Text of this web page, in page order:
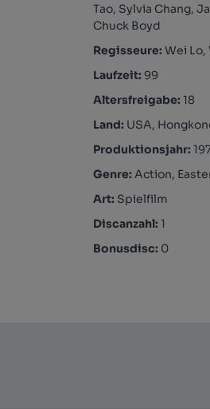
Tao, Sylvia Chang,
Chuck Boyd
Regisseure:Wei Lo,
Laufzeit:99
Altersfreigabe:18
Land: USA,
Produktionsjahr:
Genre:Action,
Art: Spielfilm
Discanzahl:1
Bonusdisc: 0